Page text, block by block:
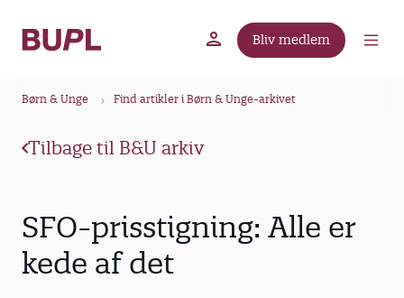
Bliv medlem
Børn & Unge Find artikler i Børn & Unge-arkivet
Tilbage til B&U arkiv
SFO-prisstigning: Alle er
kede af det